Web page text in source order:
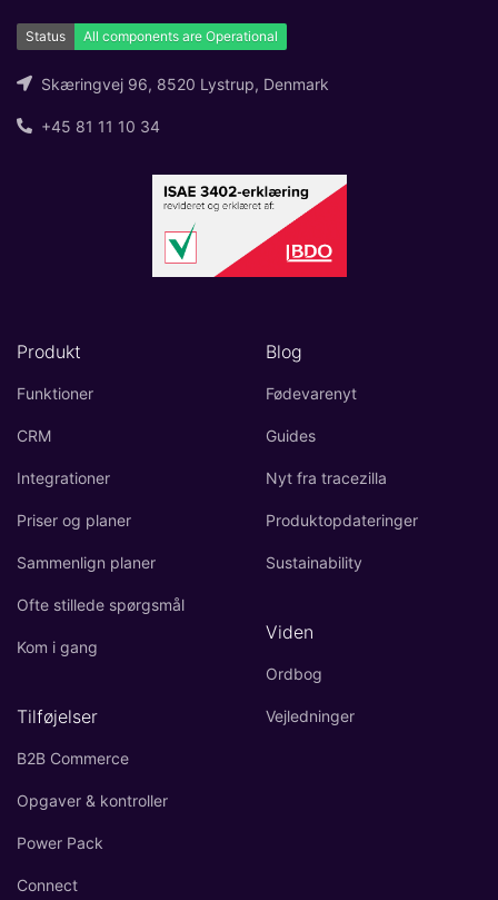
Skæringvej 96, 8520 Lystrup, Denmark
+45 81 11 10 34
Produkt
Funktioner
CRM
Integrationer
Priser og planer
Sammenlign planer
Ofte stillede spørgsmål
Kom i gang
Tilføjelser
B2B Commerce
Opgaver & kontroller
Power Pack
Connect
Blog
Fødevarenyt
Guides
Nyt fra tracezilla
Produktopdateringer
Sustainability
Viden
Ordbog
Vejledninger